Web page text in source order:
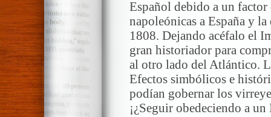
Español debido a un
napoleónicas a España y
1808. Dejando acéfalo el
gran historiador para
al otro lado del Atlántico.
Efectos simbólicos e
podían gobernar los
¡¿Seguir obedeciendo a